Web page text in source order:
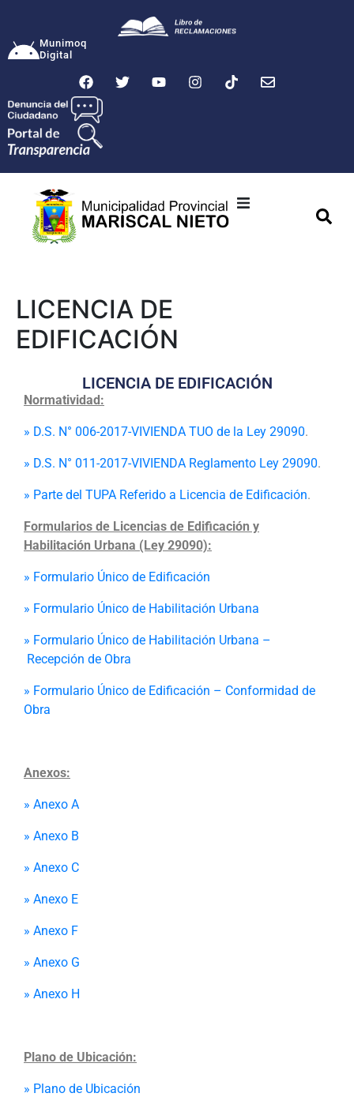
Munimoq
Digital
Programas
LICENCIA DE
EDIFICACIÓN
LICENCIA DE EDIFICACIÓN
Normatividad:
» D.S. N° 006-2017-VIVIENDA TUO de la Ley 29090.
» D.S. N° 011-2017-VIVIENDA Reglamento Ley 29090.
» Parte del TUPA Referido a Licencia de Edificación.
Formularios de Licencias de Edificación y
Habilitación Urbana (Ley 29090):
» Formulario Único de Edificación
» Formulario Único de Habilitación Urbana
» Formulario Único de Habilitación Urbana –
Recepción de Obra
» Formulario Único de Edificación – Conformidad de
Obra
Anexos:
» Anexo A
» Anexo B
» Anexo C
» Anexo E
» Anexo F
» Anexo G
» Anexo H
Plano de Ubicación:
» Plano de Ubicación